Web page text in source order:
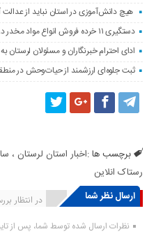
هیچ دانش‌آموزی در استان نباید از
دستگیری ۱۱ خرده فروش انواع مواد مخدر در خرم آباد
ادای احترام خبرنگاران و مسئولان لرستان
ثبت جلوه‌ای ارزشمند از حیات‌وحش در
برچسب ها :اخبار استان لرستان ،
رستاک انلاین
ارسال نظر شما
در انتظار انتشار یافته : ۰
نظرات ارسال شده توسط شما، پس از